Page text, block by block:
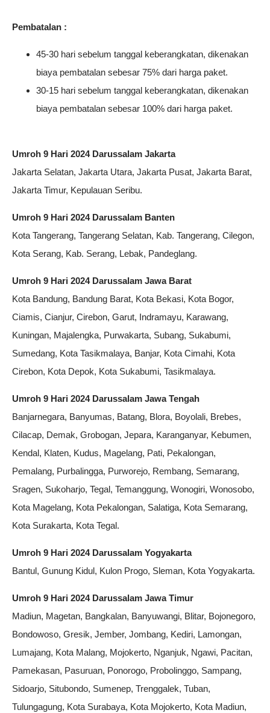
Pembatalan :
45-30 hari sebelum tanggal keberangkatan, dikenakan
biaya pembatalan sebesar 75% dari harga paket.
30-15 hari sebelum tanggal keberangkatan, dikenakan
biaya pembatalan sebesar 100% dari harga paket.
Umroh 9 Hari 2024 Darussalam Jakarta
Jakarta Selatan, Jakarta Utara, Jakarta Pusat, Jakarta Barat,
Jakarta Timur, Kepulauan Seribu.
Umroh 9 Hari 2024 Darussalam Banten
Kota Tangerang, Tangerang Selatan, Kab. Tangerang, Cilegon,
Kota Serang, Kab. Serang, Lebak, Pandeglang.
Umroh 9 Hari 2024 Darussalam Jawa Barat
Kota Bandung, Bandung Barat, Kota Bekasi, Kota Bogor,
Ciamis, Cianjur, Cirebon, Garut, Indramayu, Karawang,
Kuningan, Majalengka, Purwakarta, Subang, Sukabumi,
Sumedang, Kota Tasikmalaya, Banjar, Kota Cimahi, Kota
Cirebon, Kota Depok, Kota Sukabumi, Tasikmalaya.
Umroh 9 Hari 2024 Darussalam Jawa Tengah
Banjarnegara, Banyumas, Batang, Blora, Boyolali, Brebes,
Cilacap, Demak, Grobogan, Jepara, Karanganyar, Kebumen,
Kendal, Klaten, Kudus, Magelang, Pati, Pekalongan,
Pemalang, Purbalingga, Purworejo, Rembang, Semarang,
Sragen, Sukoharjo, Tegal, Temanggung, Wonogiri, Wonosobo,
Kota Magelang, Kota Pekalongan, Salatiga, Kota Semarang,
Kota Surakarta, Kota Tegal.
Umroh 9 Hari 2024 Darussalam Yogyakarta
Bantul, Gunung Kidul, Kulon Progo, Sleman, Kota Yogyakarta.
Umroh 9 Hari 2024 Darussalam Jawa Timur
Madiun, Magetan, Bangkalan, Banyuwangi, Blitar, Bojonegoro,
Bondowoso, Gresik, Jember, Jombang, Kediri, Lamongan,
Lumajang, Kota Malang, Mojokerto, Nganjuk, Ngawi, Pacitan,
Pamekasan, Pasuruan, Ponorogo, Probolinggo, Sampang,
Sidoarjo, Situbondo, Sumenep, Trenggalek, Tuban,
Tulungagung, Kota Surabaya, Kota Mojokerto, Kota Madiun,